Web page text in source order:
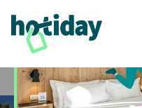
Home Hoteles Hotiday